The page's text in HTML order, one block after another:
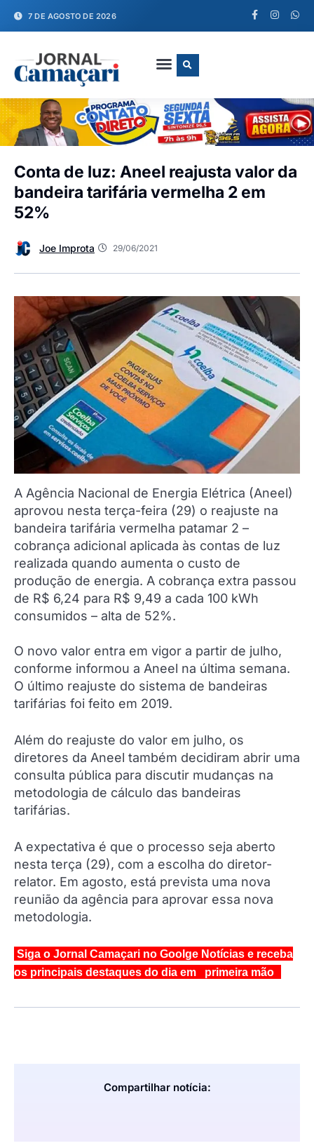
7 DE AGOSTO DE 2026
Conta de luz: Aneel reajusta valor da
bandeira tarifária vermelha 2 em
52%
Joe Improta 29/06/2021
A Agência Nacional de Energia Elétrica (Aneel)
aprovou nesta terça-feira (29) o reajuste na
bandeira tarifária vermelha patamar 2 –
cobrança adicional aplicada às contas de luz
realizada quando aumenta o custo de
produção de energia. A cobrança extra passou
de R$ 6,24 para R$ 9,49 a cada 100 kWh
consumidos – alta de 52%.
O novo valor entra em vigor a partir de julho,
conforme informou a Aneel na última semana.
O último reajuste do sistema de bandeiras
tarifárias foi feito em 2019.
Além do reajuste do valor em julho, os
diretores da Aneel também decidiram abrir uma
consulta pública para discutir mudanças na
metodologia de cálculo das bandeiras
tarifárias.
A expectativa é que o processo seja aberto
nesta terça (29), com a escolha do diretor-
relator. Em agosto, está prevista uma nova
reunião da agência para aprovar essa nova
metodologia.
Siga o Jornal Camaçari no Goolge Notícias e receba
os principais destaques do dia em primeira mão
Compartilhar notícia: